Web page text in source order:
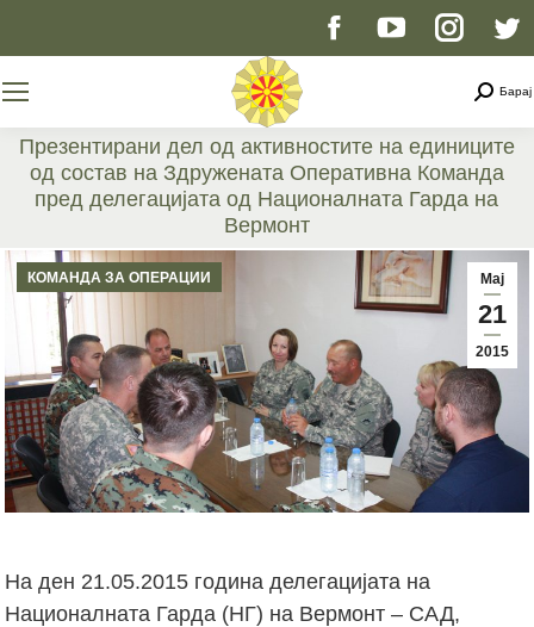
Facebook
opens
in
new
window
YouTube
opens
in
new
window
page
opens
in
new
window
Барај
Презентирани дел од активностите на единиците
од состав на Здружената Оперативна Команда
пред делегацијата од Националната Гарда на
Вермонт
You are here:
Мај
21
2015
КОМАНДА ЗА ОПЕРАЦИИ
На ден 21.05.2015 година делегацијата на
Националната Гарда (НГ) на Вермонт – САД,